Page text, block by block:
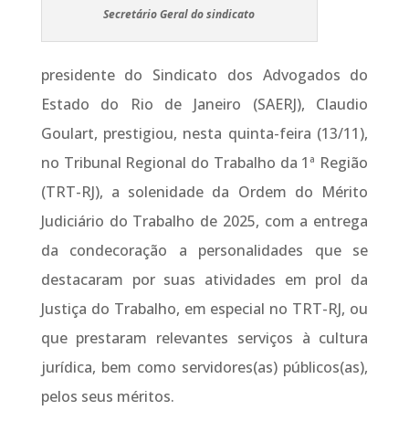
Secretário Geral do sindicato
presidente do Sindicato dos Advogados do
Estado do Rio de Janeiro (SAERJ), Claudio
Goulart, prestigiou, nesta quinta-feira (13/11),
no Tribunal Regional do Trabalho da 1ª Região
(TRT-RJ), a solenidade da Ordem do Mérito
Judiciário do Trabalho de 2025, com a entrega
da condecoração a personalidades que se
destacaram por suas atividades em prol da
Justiça do Trabalho, em especial no TRT-RJ, ou
que prestaram relevantes serviços à cultura
jurídica, bem como servidores(as) públicos(as),
pelos seus méritos.